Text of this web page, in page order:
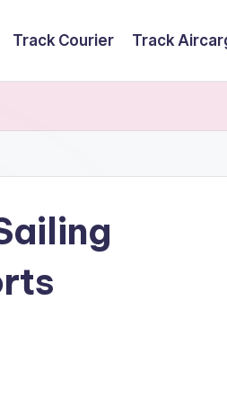
Track Courier Track